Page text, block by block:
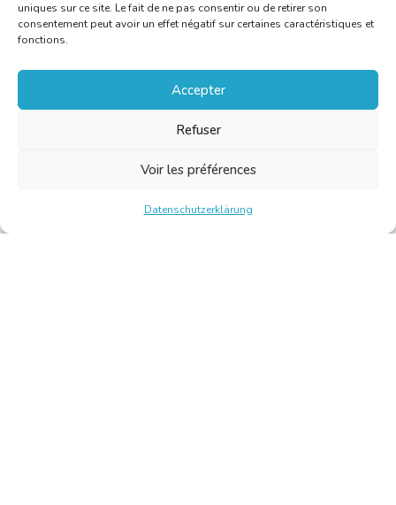
uniques sur ce site. Le fait de ne pas consentir ou de retirer son
consentement peut avoir un effet négatif sur certaines caractéristiques et
fonctions.
Accepter
Refuser
Voir les préférences
Datenschutzerklärung